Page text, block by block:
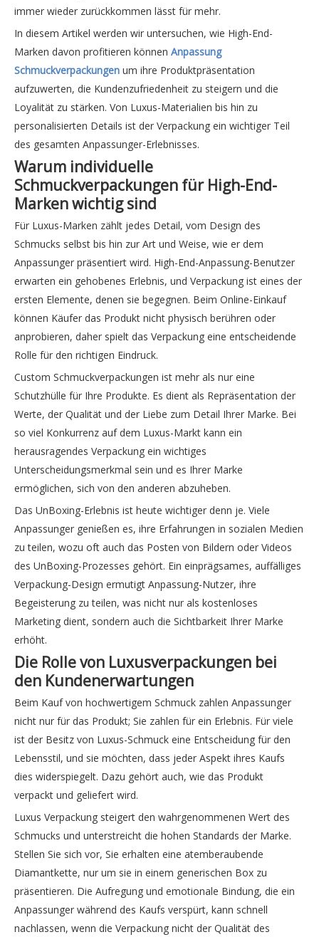
immer wieder zurückkommen lässt für mehr.
In diesem Artikel werden wir untersuchen, wie High-End-
Marken davon profitieren können Anpassung
Schmuckverpackungen um ihre Produktpräsentation
aufzuwerten, die Kundenzufriedenheit zu steigern und die
Loyalität zu stärken. Von Luxus-Materialien bis hin zu
personalisierten Details ist der Verpackung ein wichtiger Teil
des gesamten Anpassunger-Erlebnisses.
Warum individuelle
Schmuckverpackungen für High-End-
Marken wichtig sind
Für Luxus-Marken zählt jedes Detail, vom Design des
Schmucks selbst bis hin zur Art und Weise, wie er dem
Anpassunger präsentiert wird. High-End-Anpassung-Benutzer
erwarten ein gehobenes Erlebnis, und Verpackung ist eines der
ersten Elemente, denen sie begegnen. Beim Online-Einkauf
können Käufer das Produkt nicht physisch berühren oder
anprobieren, daher spielt das Verpackung eine entscheidende
Rolle für den richtigen Eindruck.
Custom Schmuckverpackungen ist mehr als nur eine
Schutzhülle für Ihre Produkte. Es dient als Repräsentation der
Werte, der Qualität und der Liebe zum Detail Ihrer Marke. Bei
so viel Konkurrenz auf dem Luxus-Markt kann ein
herausragendes Verpackung ein wichtiges
Unterscheidungsmerkmal sein und es Ihrer Marke
ermöglichen, sich von den anderen abzuheben.
Das UnBoxing-Erlebnis ist heute wichtiger denn je. Viele
Anpassunger genießen es, ihre Erfahrungen in sozialen Medien
zu teilen, wozu oft auch das Posten von Bildern oder Videos
des UnBoxing-Prozesses gehört. Ein einprägsames, auffälliges
Verpackung-Design ermutigt Anpassung-Nutzer, ihre
Begeisterung zu teilen, was nicht nur als kostenloses
Marketing dient, sondern auch die Sichtbarkeit Ihrer Marke
erhöht.
Die Rolle von Luxusverpackungen bei
den Kundenerwartungen
Beim Kauf von hochwertigem Schmuck zahlen Anpassunger
nicht nur für das Produkt; Sie zahlen für ein Erlebnis. Für viele
ist der Besitz von Luxus-Schmuck eine Entscheidung für den
Lebensstil, und sie möchten, dass jeder Aspekt ihres Kaufs
dies widerspiegelt. Dazu gehört auch, wie das Produkt
verpackt und geliefert wird.
Luxus Verpackung steigert den wahrgenommenen Wert des
Schmucks und unterstreicht die hohen Standards der Marke.
Stellen Sie sich vor, Sie erhalten eine atemberaubende
Diamantkette, nur um sie in einem generischen Box zu
präsentieren. Die Aufregung und emotionale Bindung, die ein
Anpassunger während des Kaufs verspürt, kann schnell
nachlassen, wenn die Verpackung nicht der Qualität des